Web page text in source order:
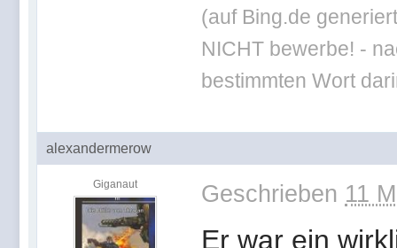
(auf Bing.de
NICHT bewerbe! -
bestimmten Wort
alexandermerow
Giganaut Geschrieben 11
Er war ein